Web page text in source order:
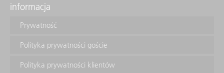
informacja
Prywatność
Polityka prywatności goście
Polityka prywatności klientów